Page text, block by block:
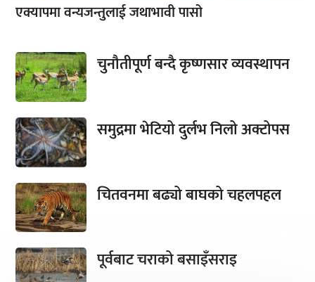
एक्यापमा वन्यजन्तुलाई जथाभावी पासो
चुनौतीपूर्ण बन्दै कृष्णसार व्यवस्थापन
समुद्रमा भेटियो दुर्लभ निलो अक्टोपस
चितवनमा बढ्यो बाघको चहलपहल
पूर्वबाट चराको बसाइँसराइ